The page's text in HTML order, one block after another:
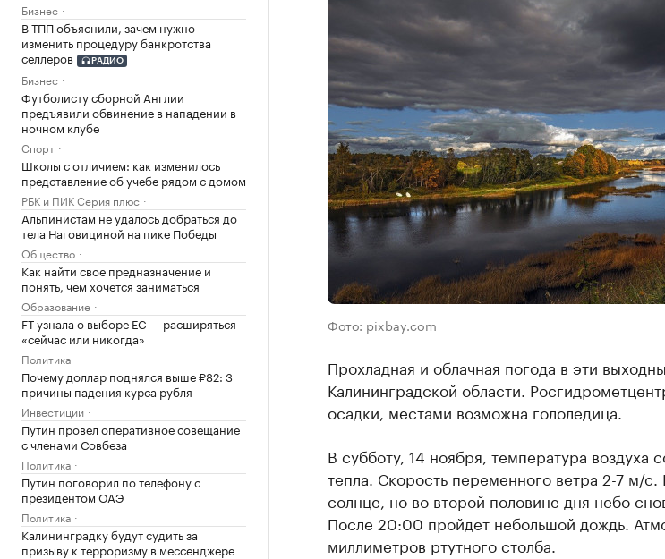
Бизнес
В ТПП объяснили, зачем нужно
изменить процедуру банкротства
селлеров
РАДИО
Бизнес
Футболисту сборной Англии
предъявили обвинение в нападении в
ночном клубе
Спорт
Школы с отличием: как изменилось
представление об учебе рядом с домом
РБК и ПИК Серия плюс
Альпинистам не удалось добраться до
тела Наговициной на пике Победы
Общество
Как найти свое предназначение и
понять, чем хочется заниматься
Образование
FT узнала о выборе ЕС — расширяться
«сейчас или никогда»
Политика
Почему доллар поднялся выше ₽82: 3
причины падения курса рубля
Инвестиции
Путин провел оперативное совещание
с членами Совбеза
Политика
Путин поговорил по телефону с
президентом ОАЭ
Политика
Калининградку будут судить за
призыву к терроризму в мессенджере
Фото: pixbay.com
Прохладная и облачная погода в эти
Калининградской области.
осадки, местами возможна гололедица.
В субботу, 14 ноября, температура воздуха
тепла. Скорость переменного ветра 2-7 м/
солнце, но во второй половине дня небо
После 20:00 пройдет небольшой дождь.
миллиметров ртутного столба.